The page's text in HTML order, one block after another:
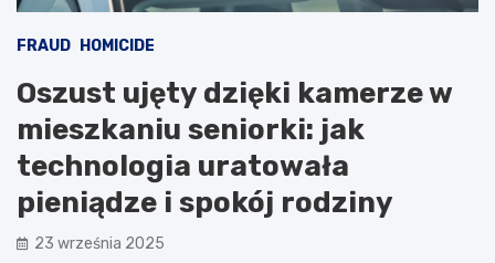
FRAUD HOMICIDE
Oszust ujęty dzięki kamerze w
mieszkaniu seniorki: jak
technologia uratowała
pieniądze i spokój rodziny
23 września 2025